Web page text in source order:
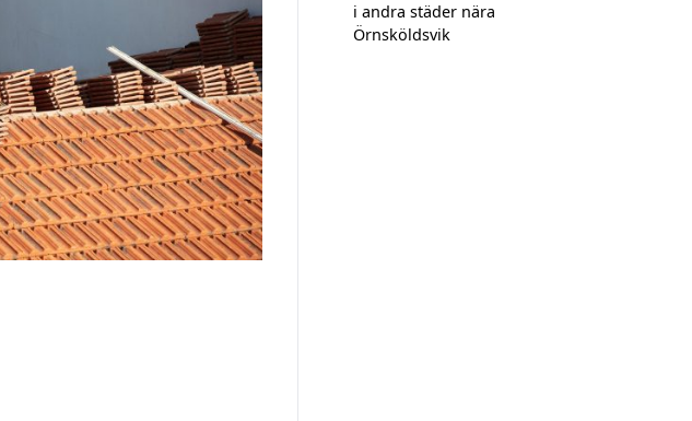
i andra städer nära
Örnsköldsvik